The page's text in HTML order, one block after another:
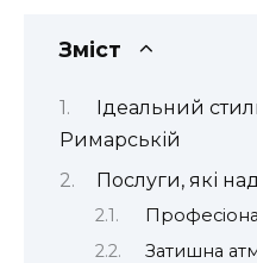
Зміст
Ідеальний
Римарській
Послуги, які
Затишна